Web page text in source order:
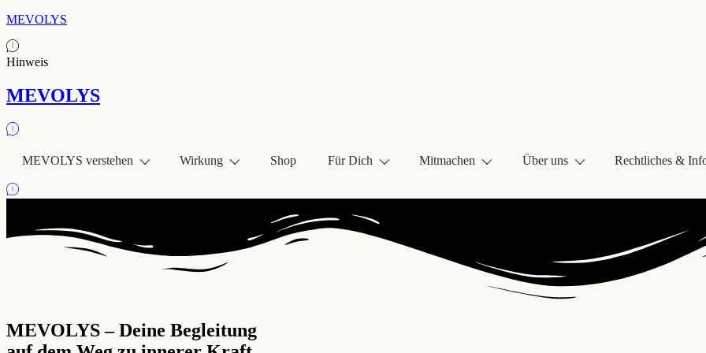
MEVOLYS
Hinweis
MEVOLYS
MEVOLYS verstehen Wirkung Shop Für Dich Mitmachen Über uns Rechtliches &
MEVOLYS – Deine Begleitung